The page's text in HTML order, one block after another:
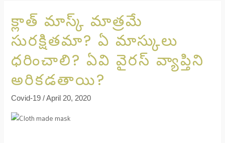
క్లాత్ మాస్క్ మాత్రమే
సురక్షితమా? ఏ మాస్కులు
ధరించాలి? ఏవి వైరస్ వ్యాప్తిని
అరికడతాయి?
Covid-19 /April 20, 2020